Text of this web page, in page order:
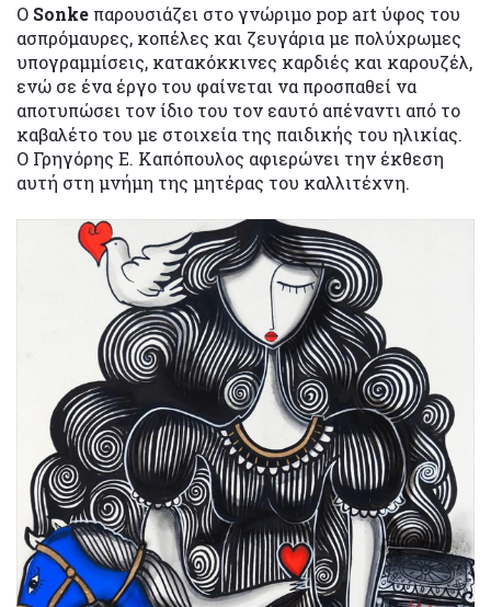
O Sonke παρουσιάζει στο γνώριμο pop art ύφος του
ασπρόμαυρες, κοπέλες και ζευγάρια με πολύχρωμες
υπογραμμίσεις, κατακόκκινες καρδιές και καρουζέλ,
ενώ σε ένα έργο του φαίνεται να προσπαθεί να
αποτυπώσει τον ίδιο του τον εαυτό απέναντι από το
καβαλέτο του με στοιχεία της παιδικής του ηλικίας.
Ο Γρηγόρης Ε. Καπόπουλος αφιερώνει την έκθεση
αυτή στη μνήμη της μητέρας του καλλιτέχνη.